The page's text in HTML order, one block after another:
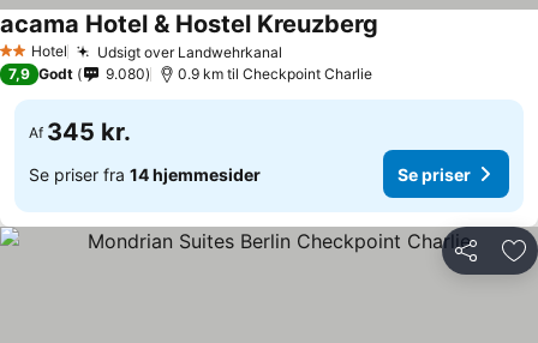
2 Stjerner
Hotel Udsigt over Landwehrkanal
acama Hotel & Hostel Kreuzberg
7,9 Godt 9.080 0.9 km til Checkpoint Charlie
Af 345 kr.
Se priser fra 14 hjemmesider Se priser
Del